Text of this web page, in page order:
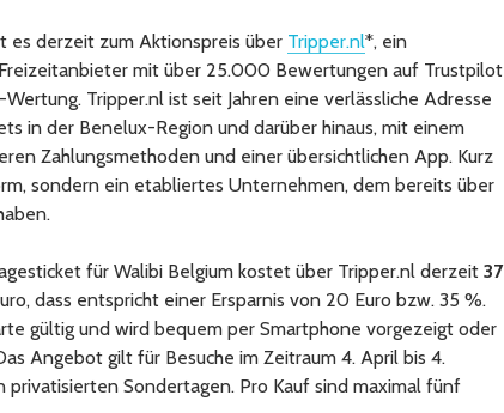
es derzeit zum Aktionspreis über Tripper.nl*, ein
mit über 25.000 Bewertungen auf Trustpilot
Tripper.nl ist seit Jahren eine verlässliche Adresse
in der Benelux-Region und darüber hinaus, mit einem
Zahlungsmethoden und einer übersichtlichen App. Kurz
sondern ein etabliertes Unternehmen, dem bereits über
für Walibi Belgium kostet über Tripper.nl derzeit 37
dass entspricht einer Ersparnis von 20 Euro bzw. 35 %.
gültig und wird bequem per Smartphone vorgezeigt oder
Angebot gilt für Besuche im Zeitraum 4. April bis 4.
Sondertagen. Pro Kauf sind maximal fünf